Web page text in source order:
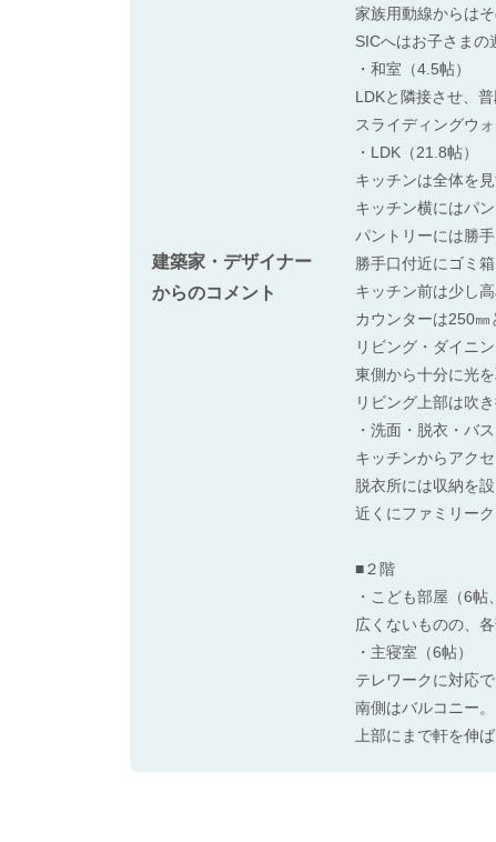
建築家・デザイナー
からのコメント
家族用動線からは
SICへはお子さまの
・和室（4.5帖）
LDKと隣接させ、
スライディングウ
・LDK（21.8帖）
キッチンは全体を
キッチン横にはパ
パントリーには勝
勝手口付近にゴミ
キッチン前は少し
カウンターは250㎜
リビング・ダイニ
東側から十分に光
リビング上部は吹
・洗面・脱衣・バ
キッチンからアク
脱衣所には収納を
近くにファミリー
■２階
・こども部屋（6帖
広くないものの、
・主寝室（6帖）
テレワークに対応
南側はバルコニー。
上部にまで軒を伸